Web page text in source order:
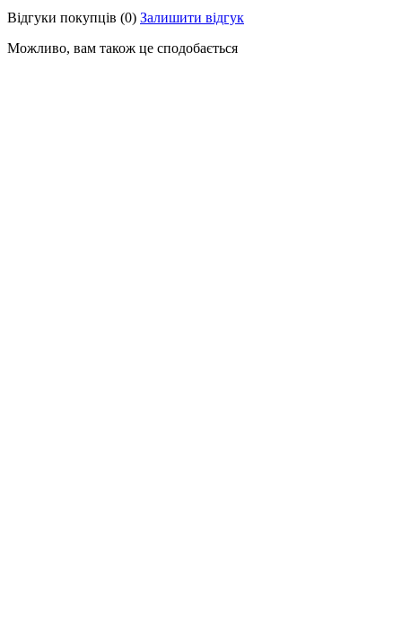
Відгуки покупців (0) Залишити відгук
Можливо, вам також це сподобається